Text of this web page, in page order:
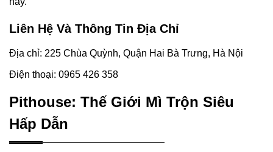
Liên Hệ Và Thông Tin Địa Chỉ
Địa chỉ: 225 Chùa Quỳnh, Quận Hai Bà Trưng, Hà Nội
Điện thoại: 0965 426 358
Pithouse: Thế Giới Mì Trộn Siêu
Hấp Dẫn